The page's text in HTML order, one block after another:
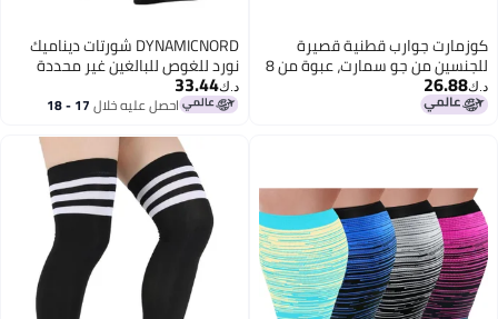
كوزمارت جوارب قطنية قصيرة
للجنسين من جو سمارت، عبوة من 8
أزواج - مريحة وجيدة التهوية (النمط
003) أسود
د.ك‏26.88
DYNAMICNORD شورتات ديناميك
نورد للغوص للبالغين غير محددة
الجنس CS-10
د.ك‏33.44
احصل عليه خلال 17 - 18